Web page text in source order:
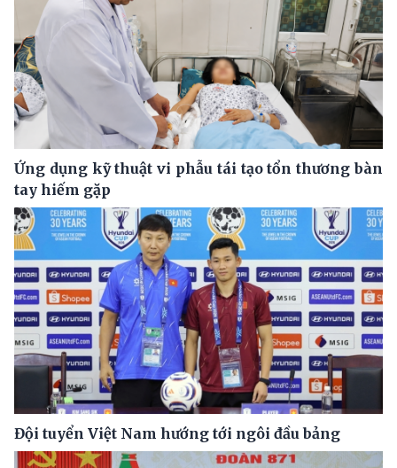
Ứng dụng kỹ thuật vi phẫu tái tạo tổn thương bàn
tay hiếm gặp
Đội tuyển Việt Nam hướng tới ngôi đầu bảng